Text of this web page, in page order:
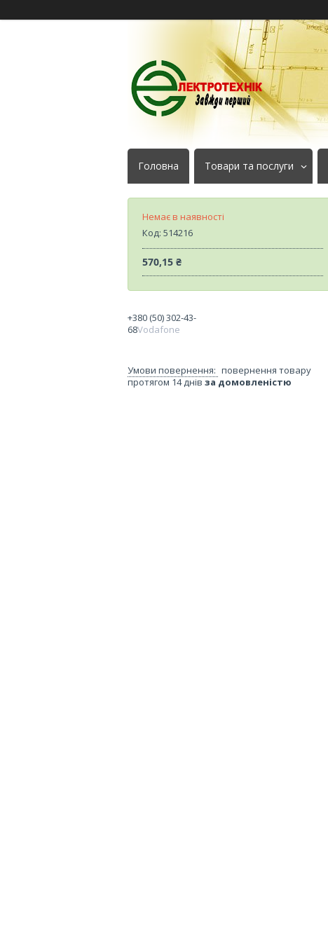
Головна Товари та послуги
Немає в наявності
Код: 514216
570,15 ₴
+380 (50) 302-43-
68Vodafone
повернення товару
протягом 14 днів за домовленістю